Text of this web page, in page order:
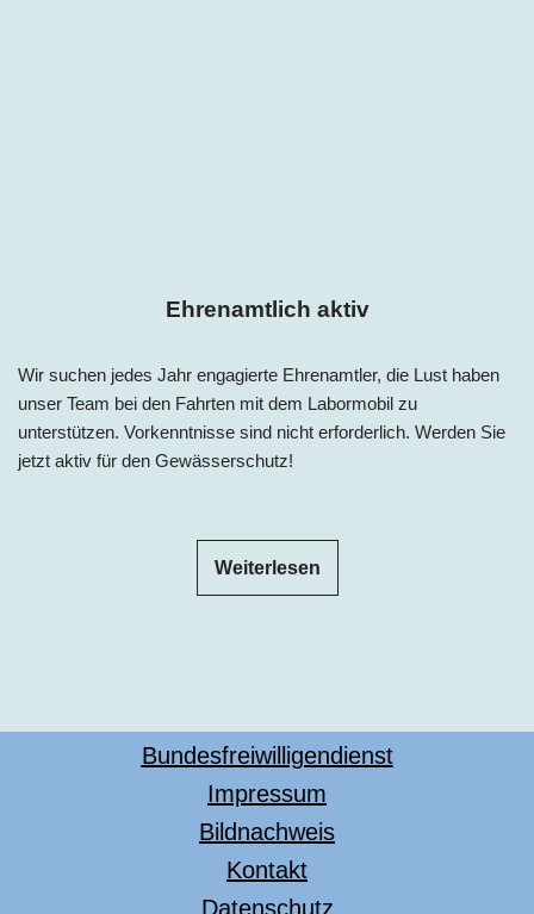
Ehrenamtlich aktiv
Wir suchen jedes Jahr engagierte Ehrenamtler, die Lust haben
unser Team bei den Fahrten mit dem Labormobil zu
unterstützen. Vorkenntnisse sind nicht erforderlich. Werden Sie
jetzt aktiv für den Gewässerschutz!
Weiterlesen
Bundesfreiwilligendienst
Impressum
Bildnachweis
Kontakt
Datenschutz